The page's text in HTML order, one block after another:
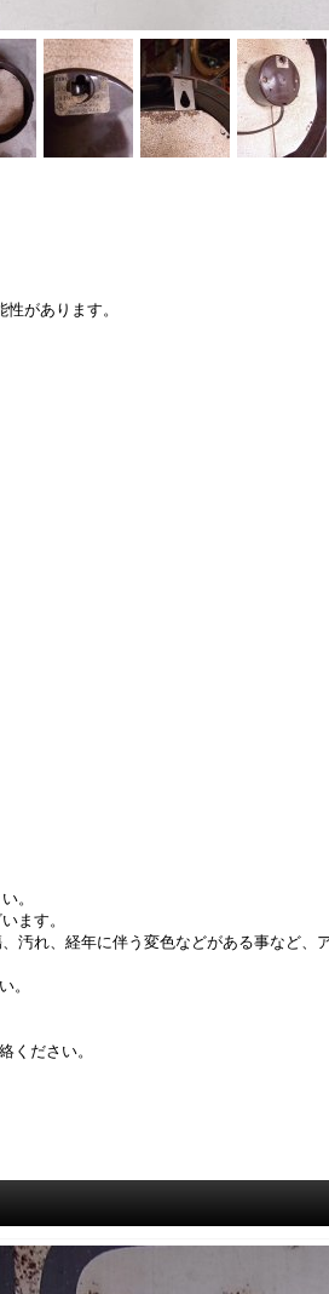
があります。
。
ます。
汚れ、経年に伴う変色などがある事など、
。
ください。